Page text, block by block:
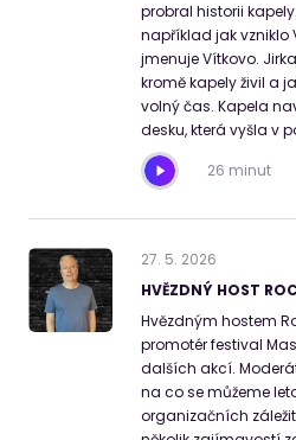
probral historii
například jak vzniklo
jmenuje Vítkovo.
kromě kapely živil a
volný čas. Kapela
desku, která vyšla v
26 minut
27. 5. 2026
HVĚZDNÝ HOST
Hvězdným hostem
promotér festival
dalších akcí.
na co se můžeme
organizačních